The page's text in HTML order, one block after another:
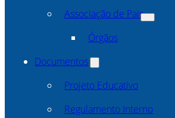
Associação de Pais
Órgãos
Documentos
Projeto Educativo
Regulamento Interno